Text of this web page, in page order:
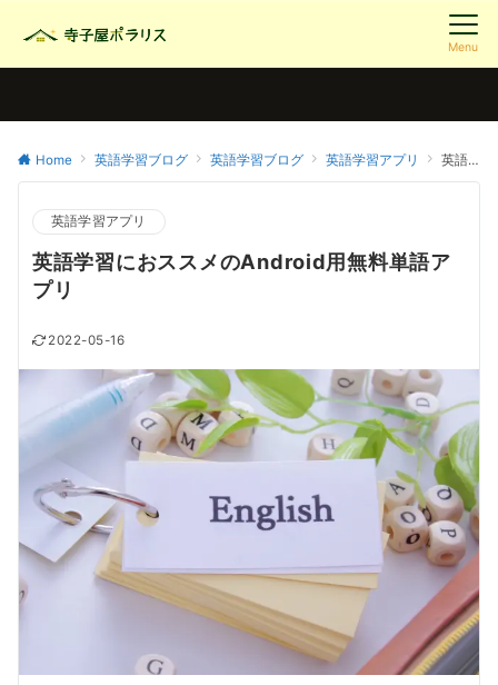
Menu
Home 英語学習ブログ 英語学習ブログ 英語学習アプリ 英語学習におススメのAndroid用無料単語アプリ
英語学習アプリ
英語学習におススメのAndroid用無料単語ア
プリ
2022-05-16